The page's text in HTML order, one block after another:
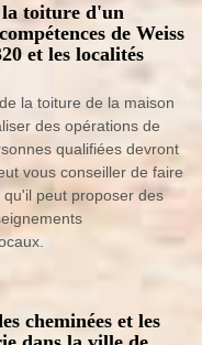
la toiture d'un
de Weiss
et les localités
la toiture de la maison
des opérations de
qualifiées devront
vous conseiller de faire
peut proposer des
cheminées et les